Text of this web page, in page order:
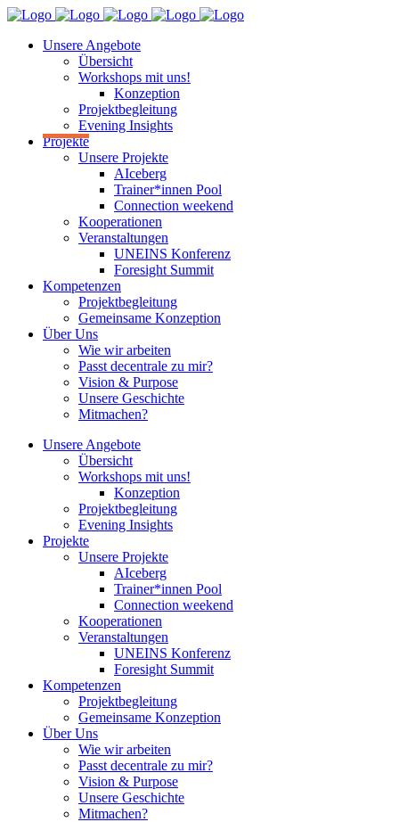
Unsere Angebote
Übersicht
Workshops mit uns!
Konzeption
Projektbegleitung
Evening Insights
Projekte
Unsere Projekte
AIceberg
Trainer*innen Pool
Connection weekend
Kooperationen
Veranstaltungen
UNEINS Konferenz
Foresight Summit
Kompetenzen
Projektbegleitung
Gemeinsame Konzeption
Über Uns
Wie wir arbeiten
Passt decentrale zu mir?
Vision & Purpose
Unsere Geschichte
Mitmachen?
Unsere Angebote
Übersicht
Workshops mit uns!
Konzeption
Projektbegleitung
Evening Insights
Projekte
Unsere Projekte
AIceberg
Trainer*innen Pool
Connection weekend
Kooperationen
Veranstaltungen
UNEINS Konferenz
Foresight Summit
Kompetenzen
Projektbegleitung
Gemeinsame Konzeption
Über Uns
Wie wir arbeiten
Passt decentrale zu mir?
Vision & Purpose
Unsere Geschichte
Mitmachen?